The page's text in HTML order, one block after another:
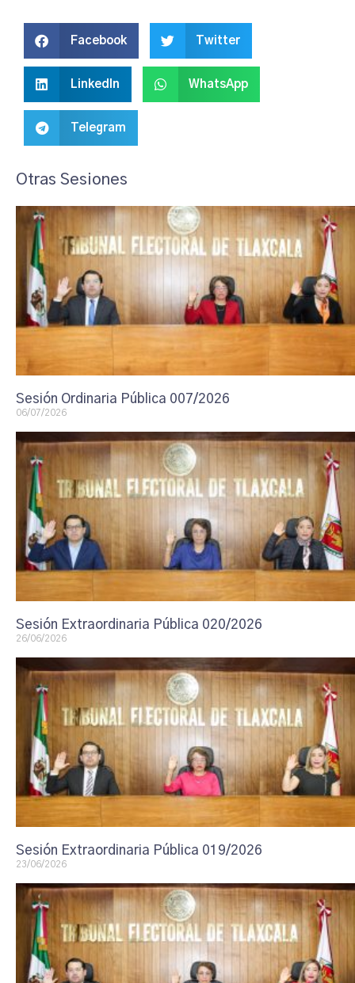
Facebook Twitter
LinkedIn WhatsApp
Telegram
Otras Sesiones
Sesión Ordinaria Pública 007/2026
06/07/2026
Sesión Extraordinaria Pública 020/2026
26/06/2026
Sesión Extraordinaria Pública 019/2026
23/06/2026